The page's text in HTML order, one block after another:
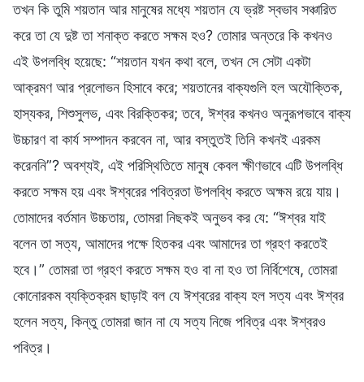
তখন কি তুমি শয়তান আর মানুষের মধ্যে শয়তান যে ভ্রষ্ট স্বভাব সঞ্চারিত
করে তা যে দুষ্ট তা শনাক্ত করতে সক্ষম হও? তোমার অন্তরে কি কখনও
এই উপলব্ধি হয়েছে: “শয়তান যখন কথা বলে, তখন সে সেটা একটা
আক্রমণ আর প্রলোভন হিসাবে করে; শয়তানের বাক্যগুলি হল অযৌক্তিক,
হাস্যকর, শিশুসুলভ, এবং বিরক্তিকর; তবে, ঈশ্বর কখনও অনুরূপভাবে বাক্য
উচ্চারণ বা কার্য সম্পাদন করবেন না, আর বস্তুতই তিনি কখনই এরকম
করেননি”? অবশ্যই, এই পরিস্থিতিতে মানুষ কেবল ক্ষীণভাবে এটি উপলব্ধি
করতে সক্ষম হয় এবং ঈশ্বরের পবিত্রতা উপলব্ধি করতে অক্ষম রয়ে যায়।
তোমাদের বর্তমান উচ্চতায়, তোমরা নিছকই অনুভব কর যে: “ঈশ্বর যাই
বলেন তা সত্য, আমাদের পক্ষে হিতকর এবং আমাদের তা গ্রহণ করতেই
হবে।” তোমরা তা গ্রহণ করতে সক্ষম হও বা না হও তা নির্বিশেষে, তোমরা
কোনোরকম ব্যক্তিক্রম ছাড়াই বল যে ঈশ্বরের বাক্য হল সত্য এবং ঈশ্বর
হলেন সত্য, কিন্তু তোমরা জান না যে সত্য নিজে পবিত্র এবং ঈশ্বরও
পবিত্র।